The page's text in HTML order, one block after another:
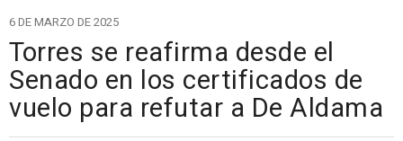
6 DE MARZO DE 2025
Torres se reafirma desde el
Senado en los certificados de
vuelo para refutar a De Aldama